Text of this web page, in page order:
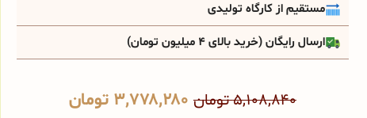
مستقیم از کارگاه تولیدی
ارسال رایگان (خرید بالای 4 میلیون تومان)
۵,۱۰۸,۸۴۰تومان ۳,۷۷۸,۲۸۰ تومان